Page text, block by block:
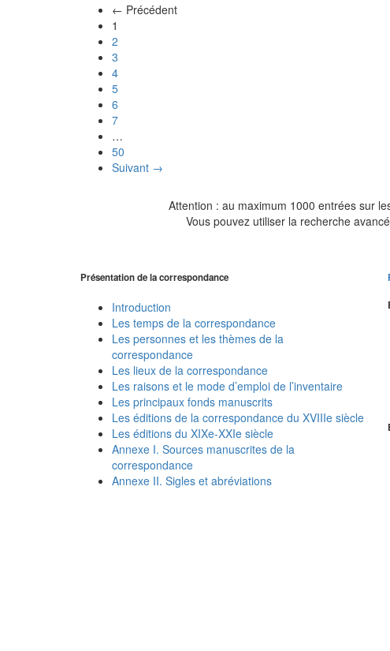
← Précédent
1
2
3
4
5
6
7
…
50
Suivant →
Attention : au maximum 1000 entrées sur
Vous pouvez utiliser la recherche
Présentation de la correspondance
Introduction
Les temps de la correspondance
Les personnes et les thèmes de la
correspondance
Les lieux de la correspondance
Les raisons et le mode d’emploi de l’inventaire
Les principaux fonds manuscrits
Les éditions de la correspondance du XVIIIe siècle
Les éditions du XIXe-XXIe siècle
Annexe I. Sources manuscrites de la
correspondance
Annexe II. Sigles et abréviations